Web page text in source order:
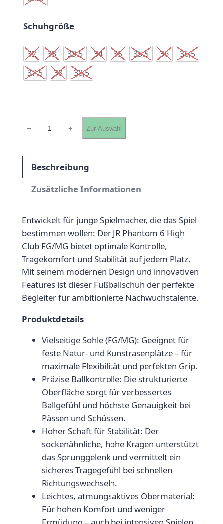
Schuhgröße
32 33 33,5 34 35 35,5 36
36,5
37,5
38 38,5
P
t
o
m
6
h
i
g
h
− + Zur Auswahl
Beschreibung
Zusätzliche Informationen
Entwickelt für junge Spielmacher, die das Spiel
bestimmen wollen: Der JR Phantom 6 High
Club FG/MG bietet optimale Kontrolle,
Tragekomfort und Stabilität auf jedem Platz.
Mit seinem modernen Design und innovativen
Features ist dieser Fußballschuh der perfekte
Begleiter für ambitionierte Nachwuchstalente.
Produktdetails
Vielseitige Sohle (FG/MG): Geeignet für
feste Natur- und Kunstrasenplätze – für
maximale Flexibilität und perfekten Grip.
Präzise Ballkontrolle: Die strukturierte
Oberfläche sorgt für verbessertes
Ballgefühl und höchste Genauigkeit bei
Pässen und Schüssen.
Hoher Schaft für Stabilität: Der
sockenähnliche, hohe Kragen unterstützt
das Sprunggelenk und vermittelt ein
sicheres Tragegefühl bei schnellen
Richtungswechseln.
Leichtes, atmungsaktives Obermaterial:
Für hohen Komfort und weniger